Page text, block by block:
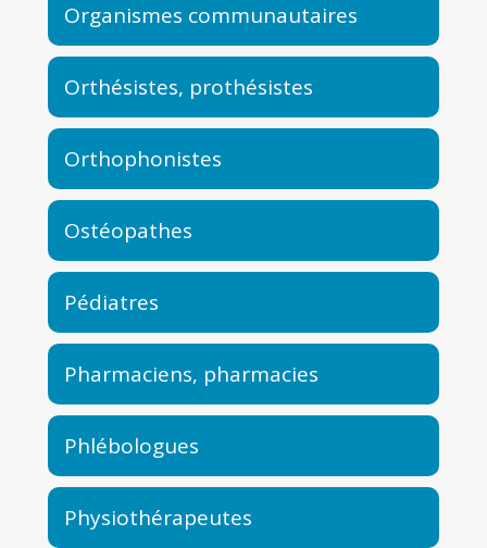
Organismes communautaires
Orthésistes, prothésistes
Orthophonistes
Ostéopathes
Pédiatres
Pharmaciens, pharmacies
Phlébologues
Physiothérapeutes